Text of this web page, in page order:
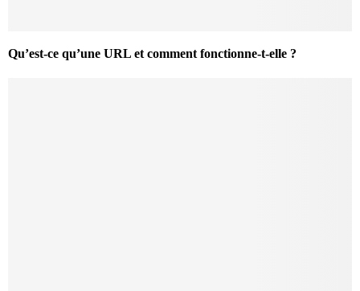
Qu’est-ce qu’une URL et comment fonctionne-t-elle ?